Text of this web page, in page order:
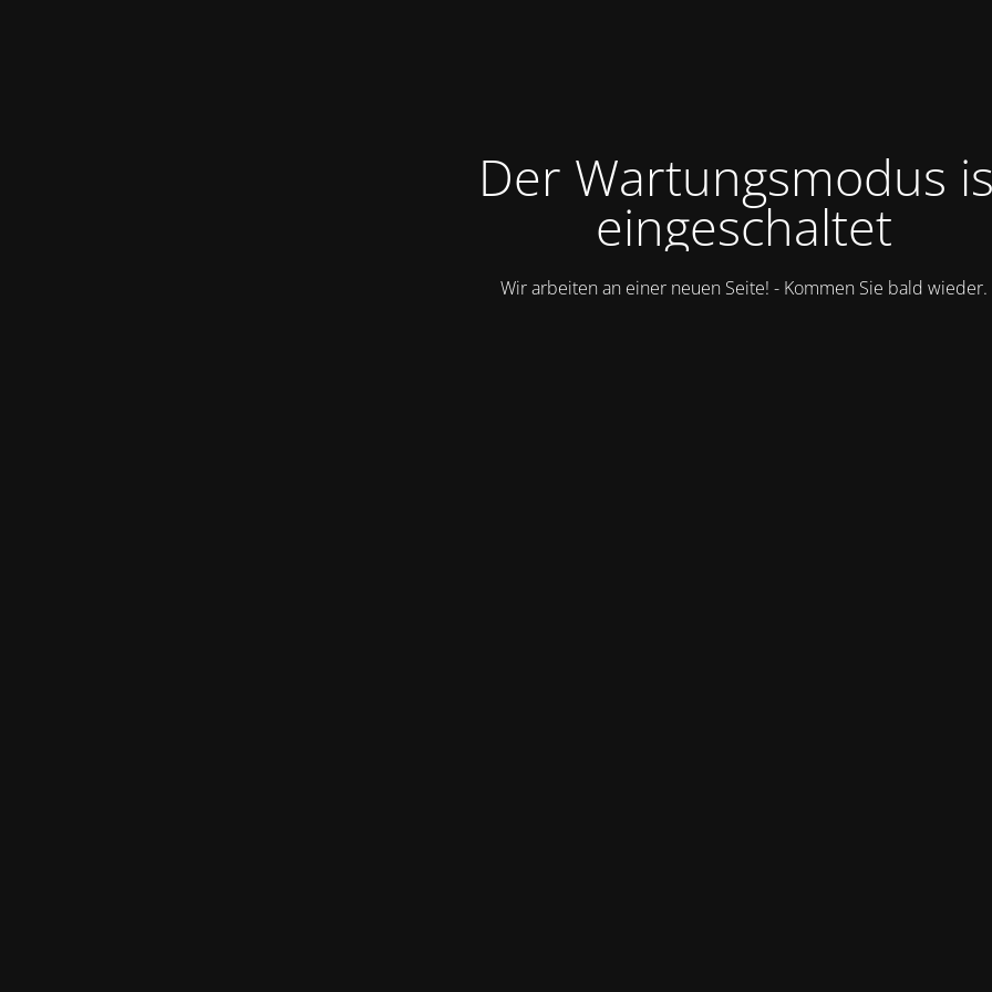
Der Wartungsmodus
eingeschaltet
Wir arbeiten an einer neuen Seite! - Kommen Sie bald wieder.